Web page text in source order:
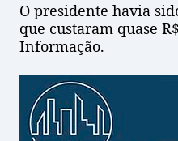
O presidente havia
que custaram quase
Informação.